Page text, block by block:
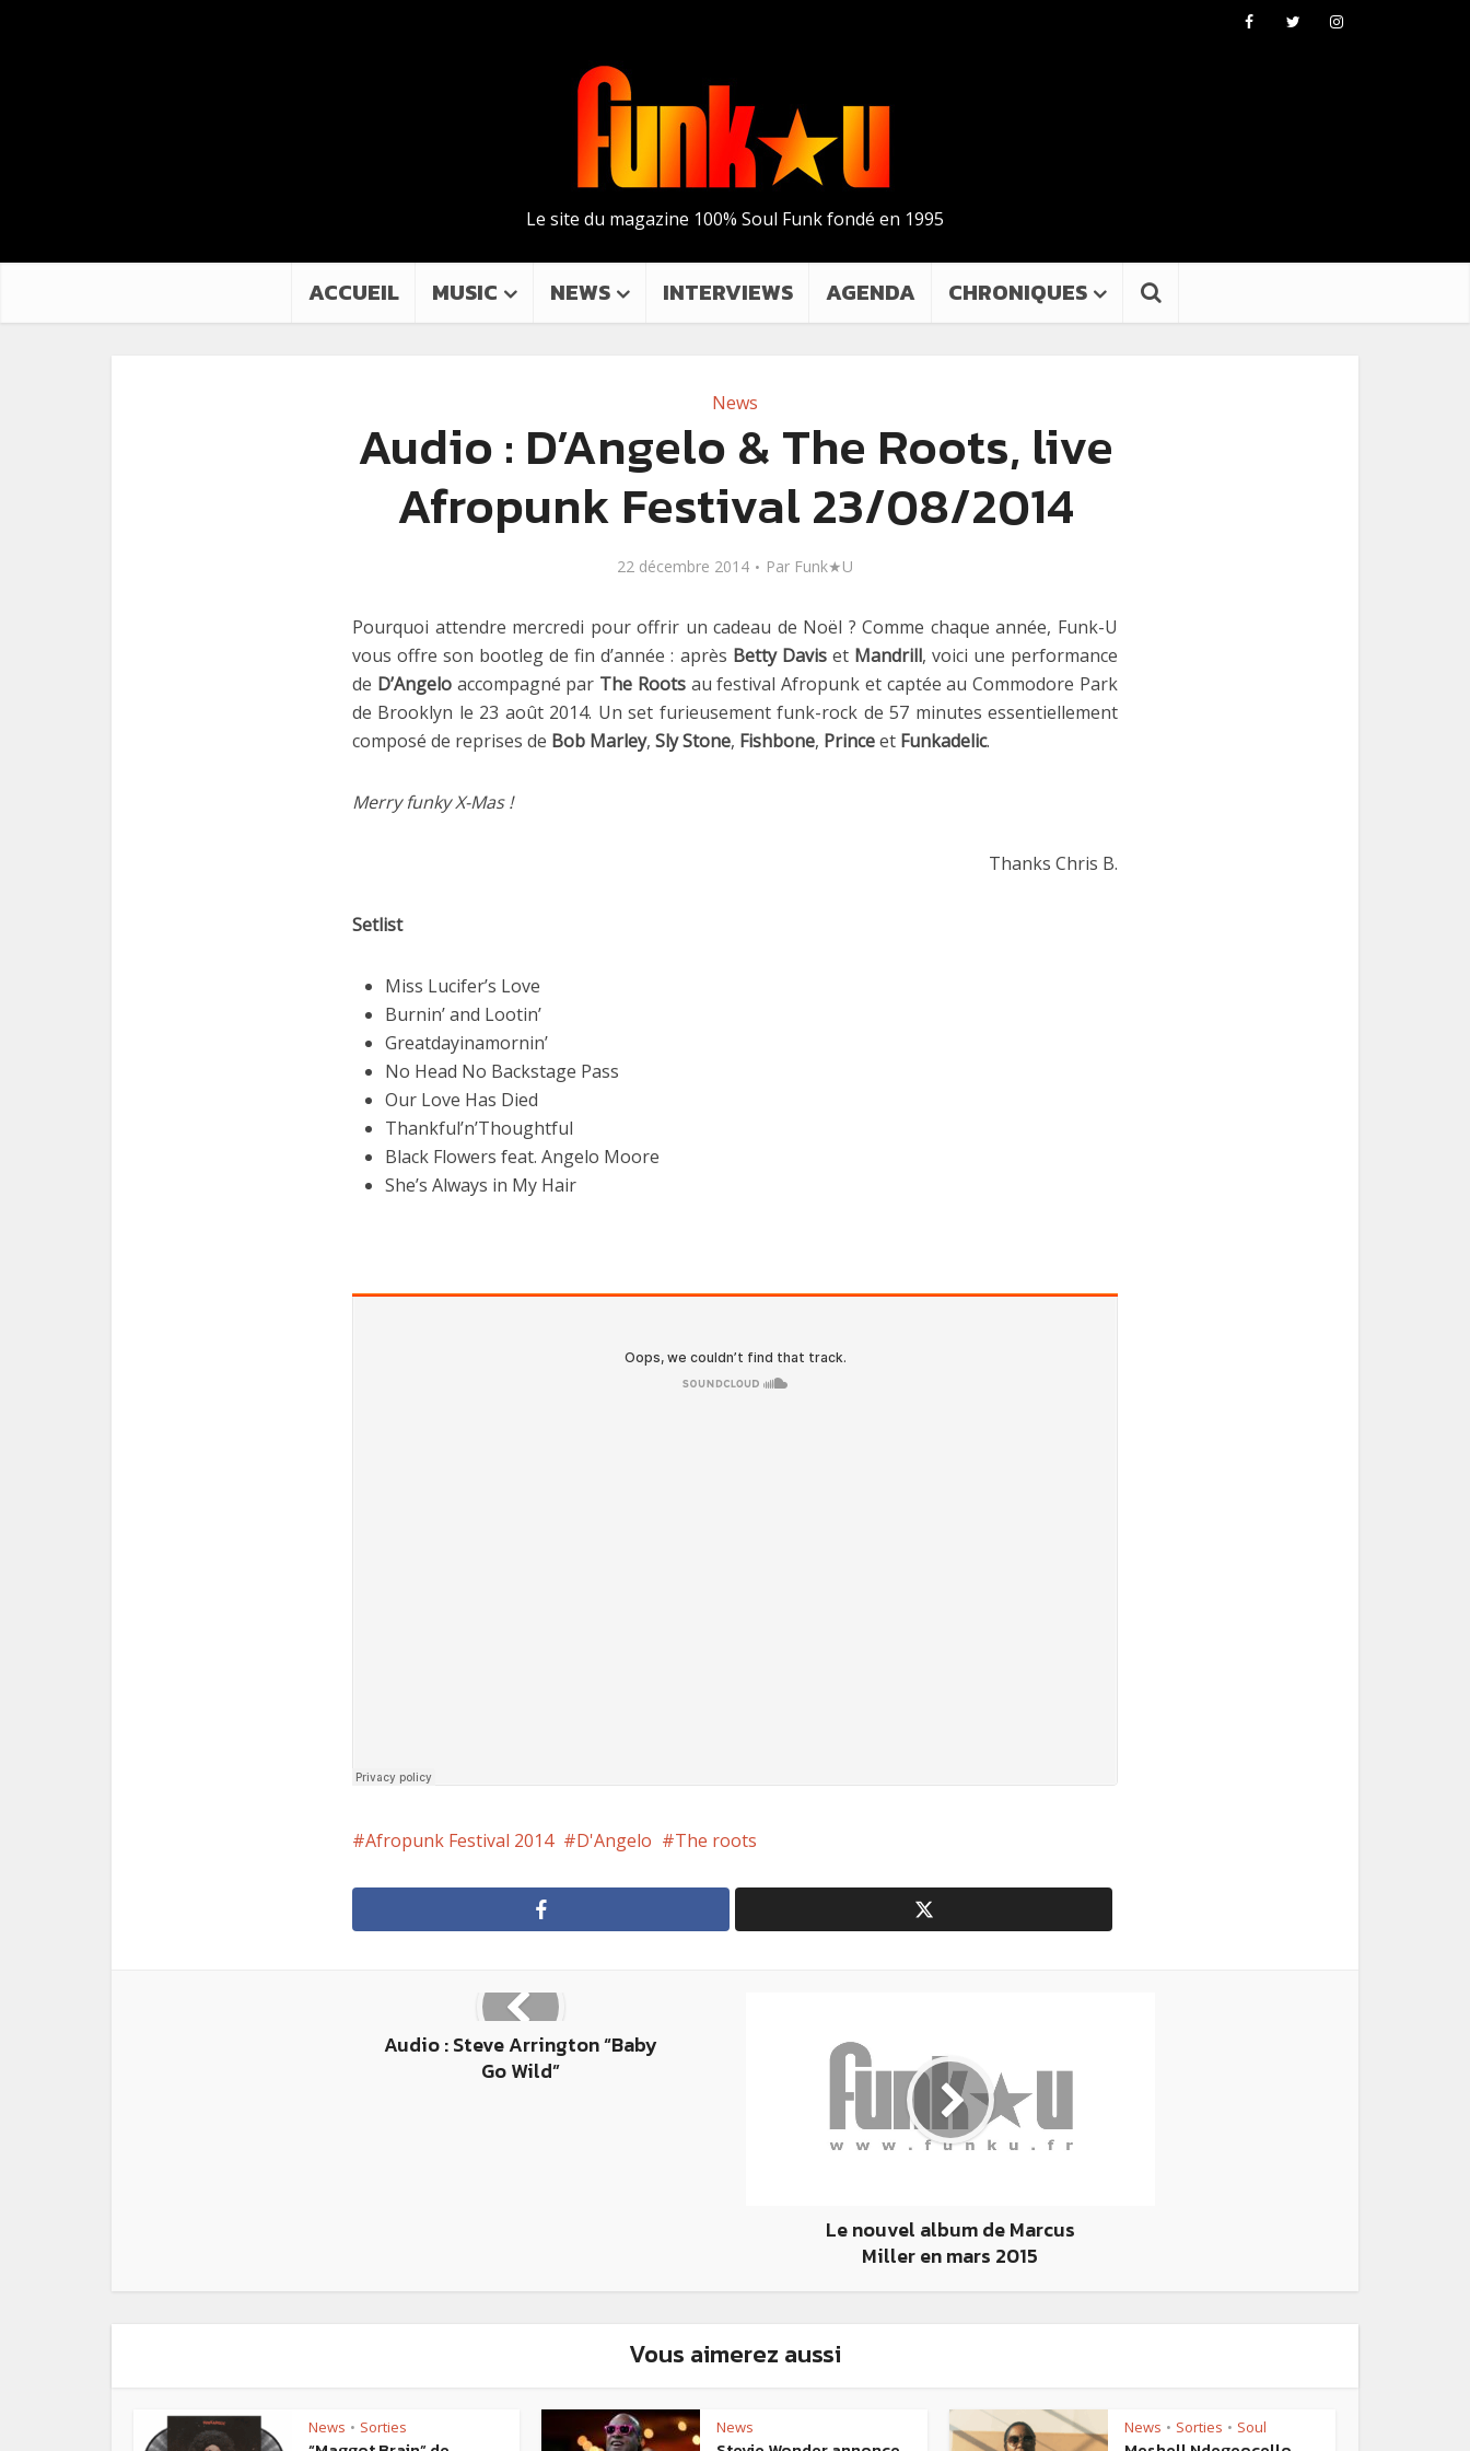
Le site du magazine 100% Soul Funk fondé en 1995
ACCUEIL MUSIC NEWS INTERVIEWS AGENDA CHRONIQUES
News
Audio : D’Angelo & The Roots, live
Afropunk Festival 23/08/2014
22 décembre 2014 Par Funk★U
Pourquoi attendre mercredi pour offrir un cadeau de Noël ? Comme chaque année, Funk-U
vous offre son bootleg de fin d’année : après Betty Daviset Mandrill, voici une performance
de D’Angeloaccompagné par The Rootsau festival Afropunk et captée au Commodore Park
de Brooklyn le 23 août 2014. Un set furieusement funk-rock de 57 minutes essentiellement
composé de reprises de Bob Marley, Sly Stone, Fishbone, Princeet Funkadelic.
Merry funky X-Mas !
Thanks Chris B.
Setlist
Miss Lucifer’s Love
Burnin’ and Lootin’
Greatdayinamornin’
No Head No Backstage Pass
Our Love Has Died
Thankful’n’Thoughtful
Black Flowers feat. Angelo Moore
She’s Always in My Hair
Afropunk Festival 2014 D'Angelo The roots
Audio : Steve Arrington “Baby
Go Wild”
Le nouvel album de Marcus
Miller en mars 2015
Vous aimerez aussi
News • Sorties News News • Sorties • Soul